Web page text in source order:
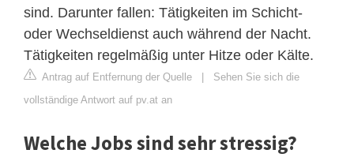
sind. Darunter fallen: Tätigkeiten im Schicht-
oder Wechseldienst auch während der Nacht.
Tätigkeiten regelmäßig unter Hitze oder Kälte.
Antrag auf Entfernung der Quelle | Sehen Sie sich die
vollständige Antwort auf pv.at an
Welche Jobs sind sehr stressig?